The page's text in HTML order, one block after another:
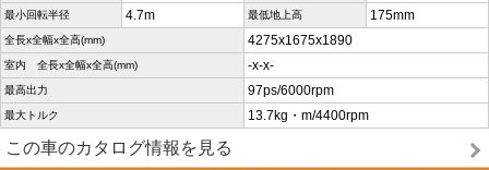
最小回転半径 4.7m 最低地上高 175mm
全長x全幅x全高(mm) 4275x1675x1890
室内 全長x全幅x全高(mm) -x-x-
最高出力 97ps/6000rpm
最大トルク 13.7kg・m/4400rpm
この車のカタログ情報を見る